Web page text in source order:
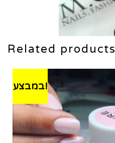
Related products
במבצע!